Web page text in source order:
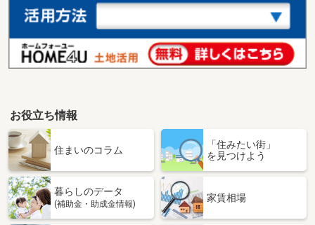
お役立ち情報
住まいのコラム
「住みたい街」
を見つけよう
暮らしのデータ
(補助金・助成金情報)
家賃相場